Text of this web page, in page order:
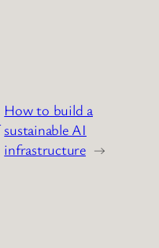
How to build a
sustainable AI
infrastructure →